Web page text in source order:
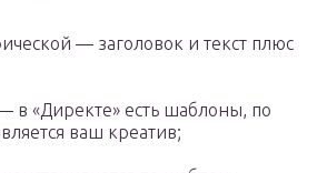
— заголовок и текст плюс
в «Директе» есть шаблоны, по
ваш креатив;